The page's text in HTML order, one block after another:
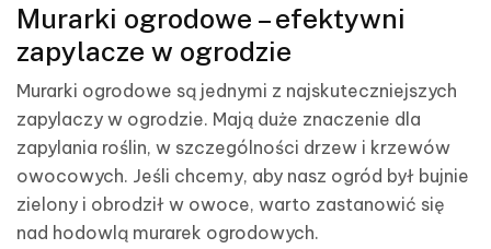
Murarki ogrodowe – efektywni
zapylacze w ogrodzie
Murarki ogrodowe są jednymi z najskuteczniejszych
zapylaczy w ogrodzie. Mają duże znaczenie dla
zapylania roślin, w szczególności drzew i krzewów
owocowych. Jeśli chcemy, aby nasz ogród był bujnie
zielony i obrodził w owoce, warto zastanowić się
nad hodowlą murarek ogrodowych.